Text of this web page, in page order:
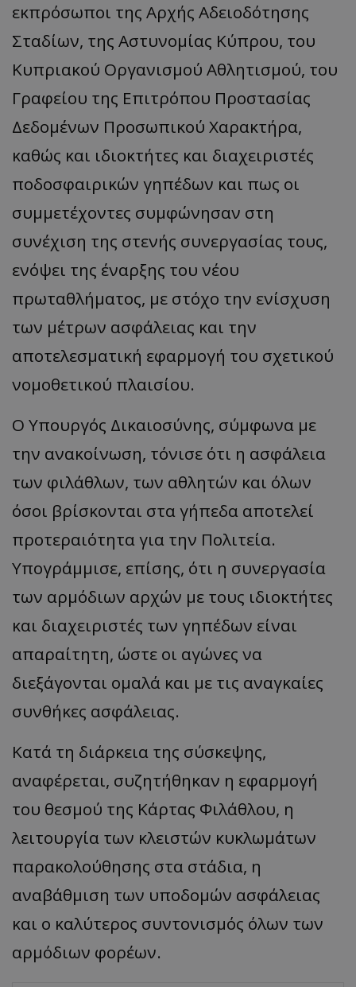
εκπρόσωποι της Αρχής Αδειοδότησης
Σταδίων, της Αστυνομίας Κύπρου, του
Κυπριακού Οργανισμού Αθλητισμού, του
Γραφείου της Επιτρόπου Προστασίας
Δεδομένων Προσωπικού Χαρακτήρα,
καθώς και ιδιοκτήτες και διαχειριστές
ποδοσφαιρικών γηπέδων και πως οι
συμμετέχοντες συμφώνησαν στη
συνέχιση της στενής συνεργασίας τους,
ενόψει της έναρξης του νέου
πρωταθλήματος, με στόχο την ενίσχυση
των μέτρων ασφάλειας και την
αποτελεσματική εφαρμογή του σχετικού
νομοθετικού πλαισίου.
Ο Υπουργός Δικαιοσύνης, σύμφωνα με
την ανακοίνωση, τόνισε ότι η ασφάλεια
των φιλάθλων, των αθλητών και όλων
όσοι βρίσκονται στα γήπεδα αποτελεί
προτεραιότητα για την Πολιτεία.
Υπογράμμισε, επίσης, ότι η συνεργασία
των αρμόδιων αρχών με τους ιδιοκτήτες
και διαχειριστές των γηπέδων είναι
απαραίτητη, ώστε οι αγώνες να
διεξάγονται ομαλά και με τις αναγκαίες
συνθήκες ασφάλειας.
Κατά τη διάρκεια της σύσκεψης,
αναφέρεται, συζητήθηκαν η εφαρμογή
του θεσμού της Κάρτας Φιλάθλου, η
λειτουργία των κλειστών κυκλωμάτων
παρακολούθησης στα στάδια, η
αναβάθμιση των υποδομών ασφάλειας
και ο καλύτερος συντονισμός όλων των
αρμόδιων φορέων.